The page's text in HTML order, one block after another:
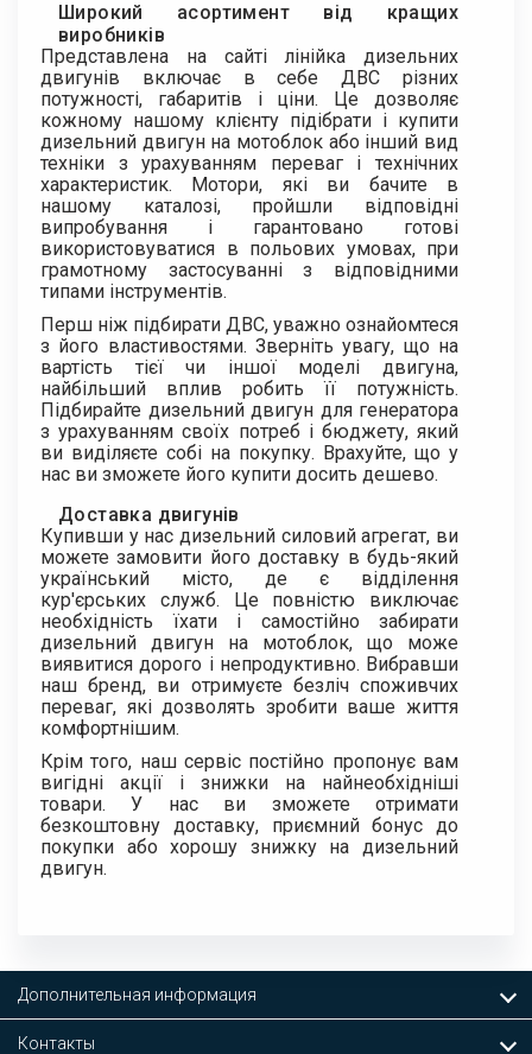
Широкий асортимент від кращих
виробників
Представлена ​​на сайті лінійка дизельних
двигунів включає в себе ДВС різних
потужності, габаритів і ціни. Це дозволяє
кожному нашому клієнту підібрати і купити
дизельний двигун на мотоблок або інший вид
техніки з урахуванням переваг і технічних
характеристик. Мотори, які ви бачите в
нашому каталозі, пройшли відповідні
випробування і гарантовано готові
використовуватися в польових умовах, при
грамотному застосуванні з відповідними
типами інструментів.
Перш ніж підбирати ДВС, уважно ознайомтеся
з його властивостями. Зверніть увагу, що на
вартість тієї чи іншої моделі двигуна,
найбільший вплив робить її потужність.
Підбирайте дизельний двигун для генератора
з урахуванням своїх потреб і бюджету, який
ви виділяєте собі на покупку. Врахуйте, що у
нас ви зможете його купити досить дешево.
Доставка двигунів
Купивши у нас дизельний силовий агрегат, ви
можете замовити його доставку в будь-який
український місто, де є відділення
кур'єрських служб. Це повністю виключає
необхідність їхати і самостійно забирати
дизельний двигун на мотоблок, що може
виявитися дорого і непродуктивно. Вибравши
наш бренд, ви отримуєте безліч споживчих
переваг, які дозволять зробити ваше життя
комфортнішим.
Крім того, наш сервіс постійно пропонує вам
вигідні акції і знижки на найнеобхідніші
товари. У нас ви зможете отримати
безкоштовну доставку, приємний бонус до
покупки або хорошу знижку на дизельний
двигун.
Дополнительная информация
Контакты